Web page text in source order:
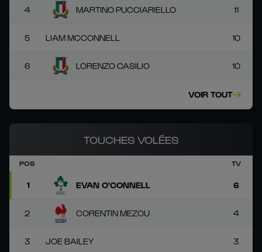
4 MARTINO PUCCIARIELLO 11
5 LIAM MCCONNELL 10
6 LORENZO CASILIO 10
VOIR TOUT
TOUCHES VOLÉES
POS TV
1 EVAN O'CONNELL 6
2 CORENTIN MEZOU 4
3 JOE BAILEY 3